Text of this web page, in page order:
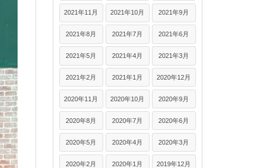
2021年11月 2021年10月 2021年9月
2021年8月 2021年7月 2021年6月
2021年5月 2021年4月 2021年3月
2021年2月 2021年1月 2020年12月
2020年11月 2020年10月 2020年9月
2020年8月 2020年7月 2020年6月
2020年5月 2020年4月 2020年3月
2020年2月 2020年1月 2019年12月